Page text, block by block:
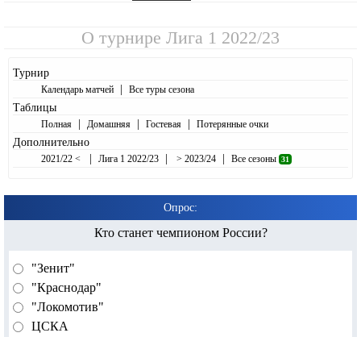
О турнире Лига 1 2022/23
Турнир
Календарь матчей | Все туры сезона
Таблицы
Полная | Домашняя | Гостевая | Потерянные очки
Дополнительно
2021/22 < | Лига 1 2022/23 | > 2023/24 | Все сезоны 31
Опрос:
Кто станет чемпионом России?
"Зенит"
"Краснодар"
"Локомотив"
ЦСКА